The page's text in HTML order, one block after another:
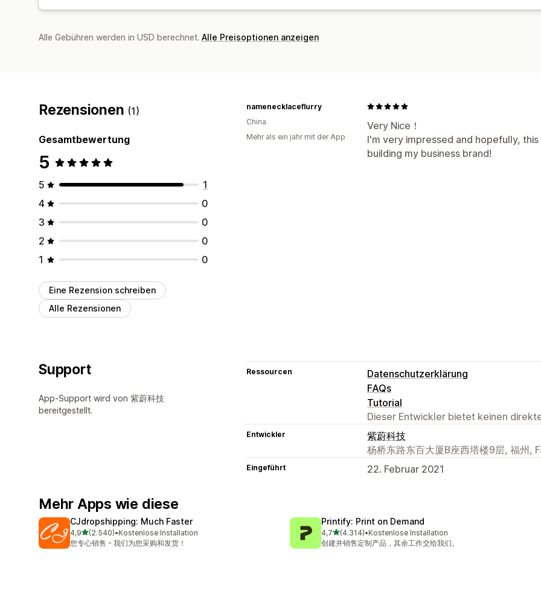
Alle Gebühren werden in USD berechnet. Alle Preisoptionen anzeigen
Rezensionen (1)
Gesamtbewertung
5
5
1
4
0
3
0
2
0
1
0
Eine Rezension schreiben
Alle Rezensionen
Very Nice！
I'm very impressed and hopefully,
building my business brand!
namenecklaceflurry
China
Mehr als ein jahr mit der App
Support
App-Support wird von 紫蔚科技
bereitgestellt.
Ressourcen
Datenschutzerklärung
FAQs
Tutorial
Dieser Entwickler bietet keinen
Entwickler
紫蔚科技
杨桥东路东百大厦B座西塔楼9层, 福州,
Eingeführt 22. Februar 2021
Mehr Apps wie diese
CJdropshipping: Much Faster
4,9von 5 Sternen
(2.540)
2540 Rezensionen insgesamt
•Kostenlose Installation
您专心销售 - 我们为您采购和发货！
Printify: Print on Demand
4,7von 5 Sternen
(4.314)
4314 Rezensionen insgesamt
•Kostenlose Installation
创建并销售定制产品，其余工作交给我们。